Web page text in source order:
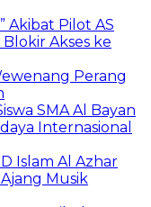
Akibat Pilot AS
Akses ke
Perang
SMA Al Bayan
Internasional
Islam Al Azhar
Musik